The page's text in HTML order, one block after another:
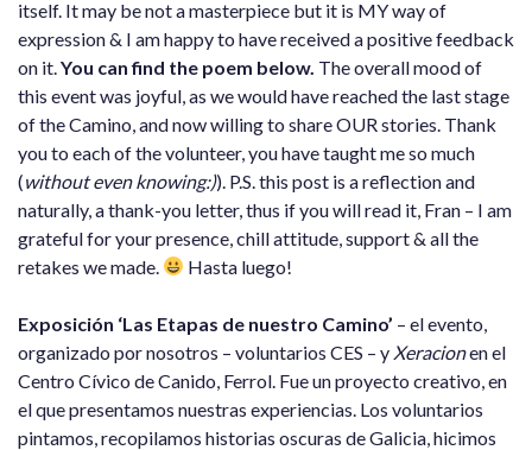
itself. It may be not a masterpiece but it is MY way of
expression & I am happy to have received a positive feedback
on it. You can find the poem below. The overall mood of
this event was joyful, as we would have reached the last stage
of the Camino, and now willing to share OUR stories. Thank
you to each of the volunteer, you have taught me so much
(without even knowing:)). P.S. this post is a reflection and
naturally, a thank-you letter, thus if you will read it, Fran – I am
grateful for your presence, chill attitude, support & all the
retakes we made.
Hasta luego!
Exposición ‘Las Etapas de nuestro Camino’ – el evento,
organizado por nosotros – voluntarios CES – y Xeracionen el
Centro Cívico de Canido, Ferrol. Fue un proyecto creativo, en
el que presentamos nuestras experiencias. Los voluntarios
pintamos, recopilamos historias oscuras de Galicia, hicimos